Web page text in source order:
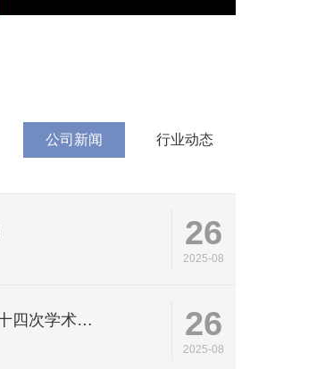
公司新闻 行业动态
26
2025-08
欣事 | 欣协生物出席浙江省免疫学会第十四次学术大会 26
2025-08